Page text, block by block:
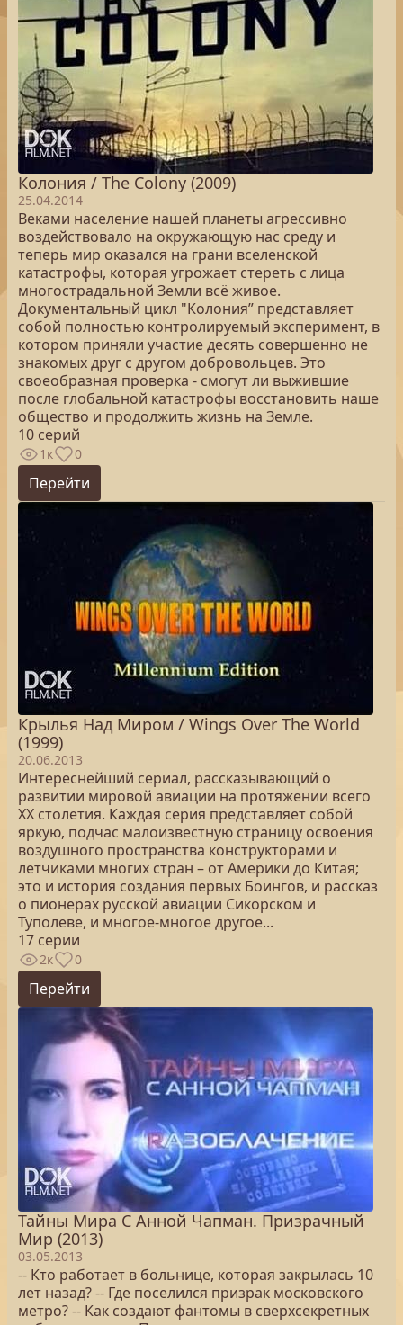
Колония / The Colony (2009)
25.04.2014
Веками население нашей планеты агрессивно
воздействовало на окружающую нас среду и
теперь мир оказался на грани вселенской
катастрофы, которая угрожает стереть с лица
многострадальной Земли всё живое.
Документальный цикл "Колония” представляет
собой полностью контролируемый эксперимент, в
котором приняли участие десять совершенно не
знакомых друг с другом добровольцев. Это
своеобразная проверка - смогут ли выжившие
после глобальной катастрофы восстановить наше
общество и продолжить жизнь на Земле.
10 серий
1к 0
Перейти
Крылья Над Миром / Wings Over The World
(1999)
20.06.2013
Интереснейший сериал, рассказывающий о
развитии мировой авиации на протяжении всего
ХХ столетия. Каждая серия представляет собой
яркую, подчас малоизвестную страницу освоения
воздушного пространства конструкторами и
летчиками многих стран – от Америки до Китая;
это и история создания первых Боингов, и рассказ
о пионерах русской авиации Сикорском и
Туполеве, и многое-многое другое...
17 серии
2к 0
Перейти
Тайны Мира С Анной Чапман. Призрачный
Мир (2013)
03.05.2013
-- Кто работает в больнице, которая закрылась 10
лет назад? -- Где поселился призрак московского
метро? -- Как создают фантомы в сверхсекретных